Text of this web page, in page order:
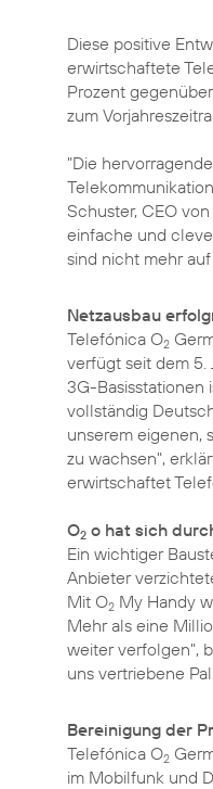
Diese positive
erwirtschaftete
Prozent
zum
"Die
Schuster, CEO
einfache und
sind nicht mehr
Netzausbau
Telefónica O2
verfügt seit dem 5.
3G-Basisstationen
vollständig
unserem eigenen,
zu wachsen",
erwirtschaftet
O2 o hat sich
Ein wichtiger
Anbieter
Mit O2 My Handy
Mehr als eine
weiter verfolgen",
uns vertriebene
Bereinigung der
Telefónica O2
im Mobilfunk und